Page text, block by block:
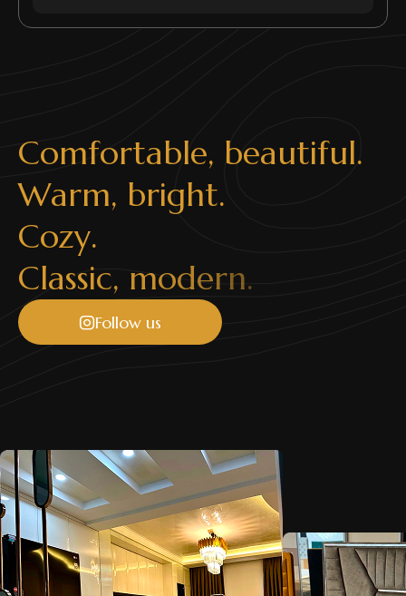
Comfortable, beautiful.
Warm, bright.
Cozy.
Classic, modern.
Follow us